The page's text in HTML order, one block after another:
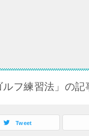
ルフ練習法」の記
Tweet